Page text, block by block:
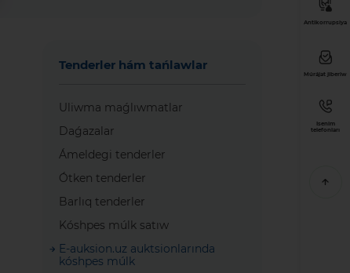
Tenderler hám tańlawlar
Uliwma maǵlıwmatlar
Daǵazalar
Ámeldegi tenderler
Ótken tenderler
Barlıq tenderler
Kóshpes múlk satıw
E-auksion.uz auktsionlarında
kóshpes múlk
Antikorrupsiya
Múrájat jiberiw
Isenim
telefonları